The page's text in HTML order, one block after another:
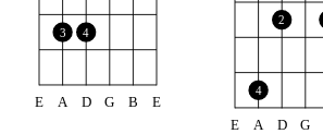
3 4
E A D G B E
4
2
E A D G